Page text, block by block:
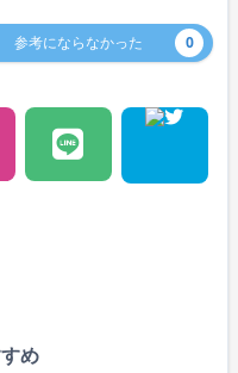
参考にならなかった 0
め